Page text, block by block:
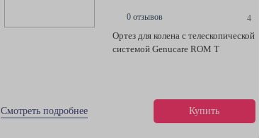
0 отзывов 4
Ортез для колена с телескопической
системой Genucare ROM T
Смотреть подробнее Купить